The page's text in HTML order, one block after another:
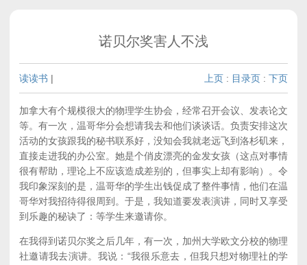
诺贝尔奖害人不浅
读读书 | 上页 : 目录页 : 下页
加拿大有个规模很大的物理学生协会，经常召开会议、发表论文
等。有一次，温哥华分会想请我去和他们谈谈话。负责安排这次
活动的女孩跟我的秘书联系好，没知会我就老远飞到洛杉矶来，
直接走进我的办公室。她是个俏皮漂亮的金发女孩（这点对事情
很有帮助，理论上不应该造成差别的，但事实上却有影响）。令
我印象深刻的是，温哥华的学生出钱促成了整件事情，他们在温
哥华对我招待得很周到。于是，我知道要发表演讲，同时又享受
到乐趣的秘诀了：等学生来邀请你。
在我得到诺贝尔奖之后几年，有一次，加州大学欧文分校的物理
社邀请我去演讲。我说：“我很乐意去，但我只想对物理社的学